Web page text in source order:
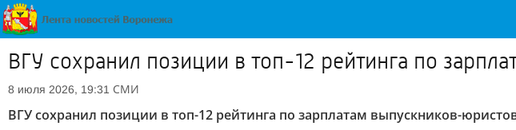
ВГУ сохранил позиции в топ-12 рейтинга по
8 июля 2026, 19:31 СМИ
ВГУ сохранил позиции в топ-12 рейтинга по зарплатам выпускников-